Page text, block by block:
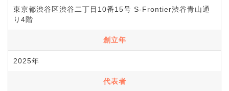
東京都渋谷区渋谷二丁目10番15号 S-Frontier渋谷青山通
り4階
創立年
2025年
代表者